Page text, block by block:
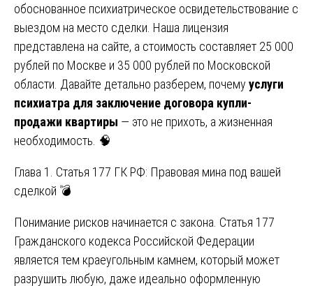
обоснованное психиатрическое освидетельствование с
выездом на место сделки. Наша лицензия
представлена на сайте, а стоимость составляет 25 000
рублей по Москве и 35 000 рублей по Московской
области. Давайте детально разберем, почему услуги
психиатра для заключение договора купли-
продажи квартиры — это не прихоть, а жизненная
необходимость. 🧠
Глава 1. Статья 177 ГК РФ: Правовая мина под вашей
сделкой 💣
Понимание рисков начинается с закона. Статья 177
Гражданского кодекса Российской Федерации
является тем краеугольным камнем, который может
разрушить любую, даже идеально оформленную